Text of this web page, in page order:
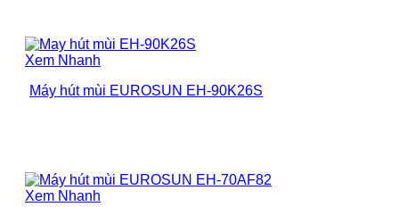
Xem Nhanh
Máy hút mùi EUROSUN EH-90K26S
Xem Nhanh